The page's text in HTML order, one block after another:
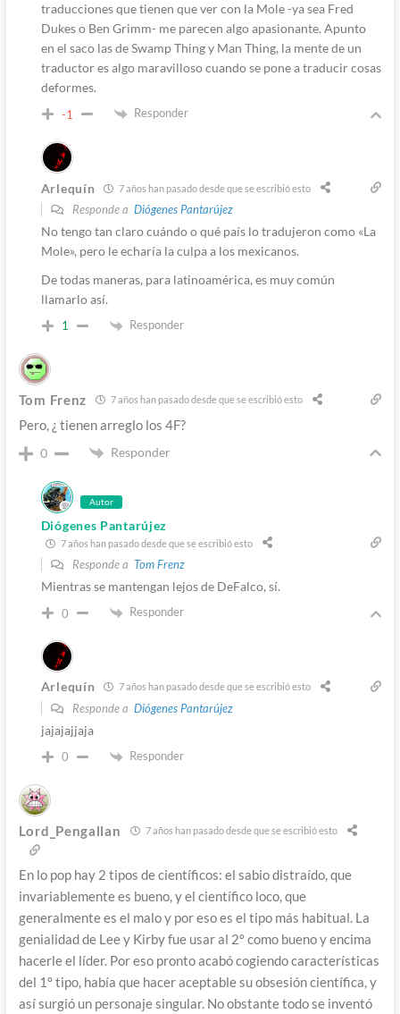
traducciones que tienen que ver con la Mole -ya sea Fred
Dukes o Ben Grimm- me parecen algo apasionante. Apunto
en el saco las de Swamp Thing y Man Thing, la mente de un
traductor es algo maravilloso cuando se pone a traducir cosas
deformes.
-1 Responder
Arlequín 7 años han pasado desde que se escribió esto
Responde a Diógenes Pantarújez
No tengo tan claro cuándo o qué país lo tradujeron como «La
Mole», pero le echaría la culpa a los mexicanos.
De todas maneras, para latinoamérica, es muy común
llamarlo así.
1 Responder
Tom Frenz 7 años han pasado desde que se escribió esto
Pero, ¿ tienen arreglo los 4F?
0 Responder
Autor
Diógenes Pantarújez
7 años han pasado desde que se escribió esto
Responde a Tom Frenz
Mientras se mantengan lejos de DeFalco, sí.
0 Responder
Arlequín 7 años han pasado desde que se escribió esto
Responde a Diógenes Pantarújez
jajajajjaja
0 Responder
Lord_Pengallan 7 años han pasado desde que se escribió esto
En lo pop hay 2 tipos de científicos: el sabio distraído, que
invariablemente es bueno, y el científico loco, que
generalmente es el malo y por eso es el tipo más habitual. La
genialidad de Lee y Kirby fue usar al 2º como bueno y encima
hacerle el líder. Por eso pronto acabó cogiendo características
del 1º tipo, había que hacer aceptable su obsesión científica, y
así surgió un personaje singular. No obstante todo se inventó